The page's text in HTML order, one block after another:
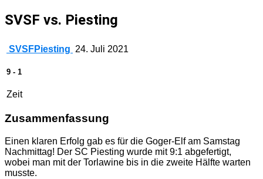
SVSF vs. Piesting
SVSFPiesting 24. Juli 2021
9 - 1
Zeit
Zusammenfassung
Einen klaren Erfolg gab es für die Goger-Elf am Samstag
Nachmittag! Der SC Piesting wurde mit 9:1 abgefertigt,
wobei man mit der Torlawine bis in die zweite Hälfte warten
musste.